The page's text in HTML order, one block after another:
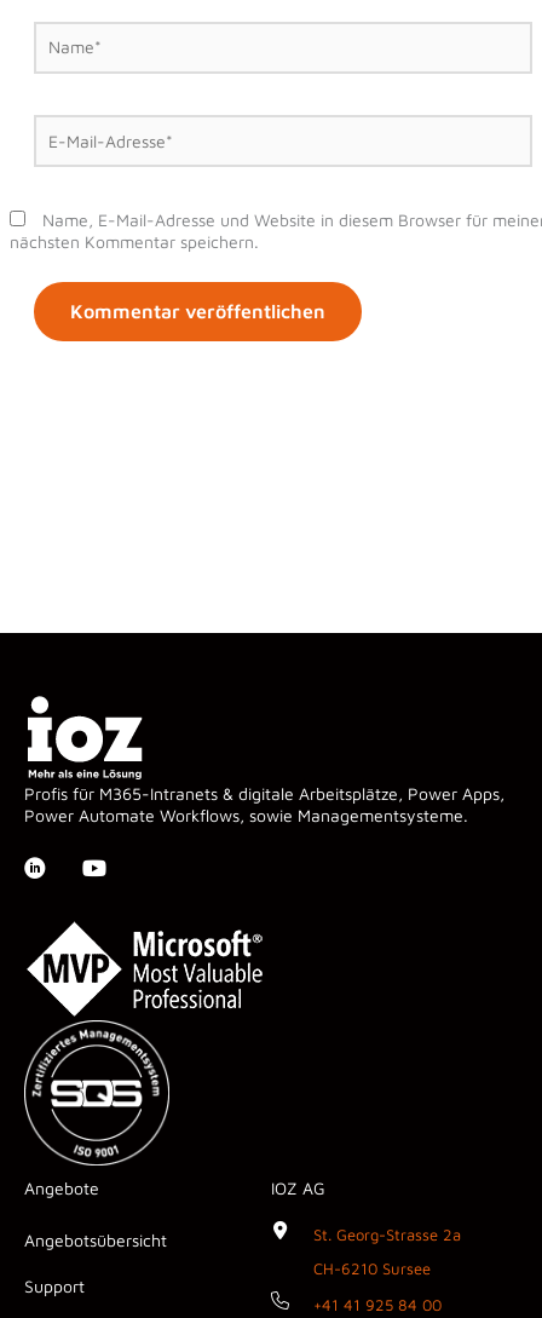
Name*
E-
Mail-
Adresse*
Name, E-Mail-Adresse und Website in diesem Browser für
nächsten Kommentar speichern.
Profis für M365-Intranets & digitale Arbeitsplätze, Power Apps,
Power Automate Workflows, sowie Managementsysteme.
Angebote
Angebotsübersicht
Support
IOZ AG
St. Georg-Strasse 2a
CH-6210 Sursee
+41 41 925 84 00